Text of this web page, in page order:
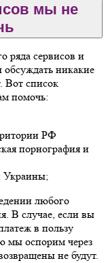
мы не
ряда сервисов и
никакие
Вот список
помочь:
РФ
порнография и
Украины;
любого
В случае, если вы
в пользу
мы оспорим через
не будут.